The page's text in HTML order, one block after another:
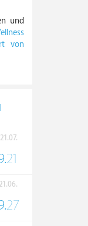
und
von
21.07.
21
21.06.
27